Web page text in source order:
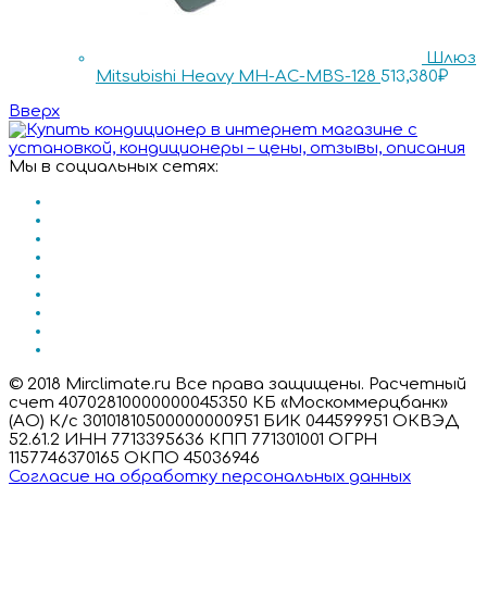
Шлюз
Mitsubishi Heavy MH-AC-MBS-128 513,380₽
Вверх
Мы в социальных сетях:
© 2018 Mirclimate.ru Все права защищены. Расчетный
счет 40702810000000045350 КБ «Москоммерцбанк»
(АО) К/с 30101810500000000951 БИК 044599951 ОКВЭД
52.61.2 ИНН 7713395636 КПП 771301001 ОГРН
1157746370165 ОКПО 45036946
Согласие на обработку персональных данных